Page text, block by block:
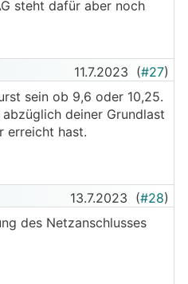
steht dafür aber noch
11.7.2023 (#27)
sein ob 9,6 oder 10,25.
deiner Grundlast
erreicht hast.
13.7.2023 (#28)
des Netzanschlusses